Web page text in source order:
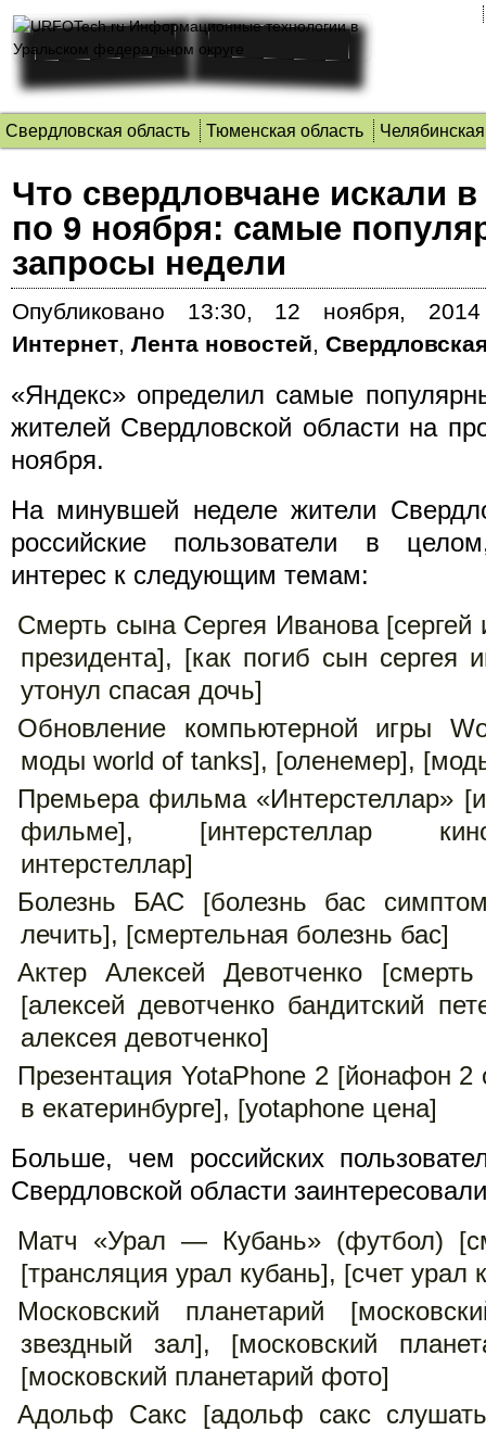
Свердловская область Тюменская область
Что свердловчане искали в
по 9 ноября: самые
запросы недели
Опубликовано
13:30, 12 ноября,
Интернет, Лента новостей,
«Яндекс» определил самые
жителей Свердловской области на
ноября.
На минувшей неделе жители
российские пользователи в
интерес к следующим темам:
Смерть сына Сергея Иванова [сергей
президента], [как погиб сын сергея
утонул спасая дочь]
Обновление компьютерной игры
моды world of tanks], [оленемер],
Премьера фильма «Интерстеллар»
фильме], [интерстеллар
интерстеллар]
Болезнь БАС [болезнь бас
лечить], [смертельная болезнь бас]
Актер Алексей Девотченко [смерть
[алексей девотченко бандитский
алексея девотченко]
Презентация YotaPhone 2 [йонафон 2
в екатеринбурге], [yotaphone цена]
Больше, чем российских
Свердловской области
Матч «Урал — Кубань» (футбол)
[трансляция урал кубань], [счет урал
Московский планетарий
звездный зал], [московский
[московский планетарий фото]
Адольф Сакс [адольф сакс